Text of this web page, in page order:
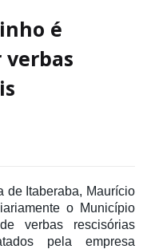
é
verbas
de Itaberaba, Maurício
o Município
verbas rescisórias
pela empresa